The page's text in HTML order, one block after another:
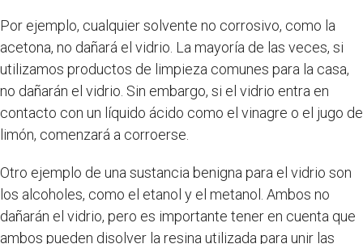
Por ejemplo, cualquier solvente no corrosivo, como la
acetona, no dañará el vidrio. La mayoría de las veces, si
utilizamos productos de limpieza comunes para la casa,
no dañarán el vidrio. Sin embargo, si el vidrio entra en
contacto con un líquido ácido como el vinagre o el jugo de
limón, comenzará a corroerse.
Otro ejemplo de una sustancia benigna para el vidrio son
los alcoholes, como el etanol y el metanol. Ambos no
dañarán el vidrio, pero es importante tener en cuenta que
ambos pueden disolver la resina utilizada para unir las